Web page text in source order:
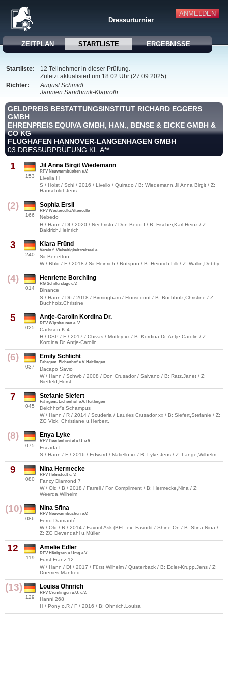
ANMELDEN
Dressurturnier
ZEITPLAN STARTLISTE ERGEBNISSE
Startliste:
12 Teilnehmer in dieser Prüfung.
Zuletzt aktualisiert um 18:02 Uhr (27.09.2025)
Richter:
August Schmidt
Jannien Sandbrink-Klaproth
GELDPREIS BESTATTUNGSINSTITUT RICHARD EGGERS
GMBH
EHRENPREIS EQUIVA GMBH, HAN., BENSE & EICKE GMBH &
CO KG
FLUGHAFEN HANNOVER-LANGENHAGEN GMBH
03 DRESSURPRÜFUNG KL.A**
1
153
Jil Anna Birgit Wiedemann
RFV Neuwarmbüchen e.V.
Livella H
S / Holst / Schi / 2016 / Livello / Quirado / B: Wiedemann,Jil Anna Birgit / Z:
Hauschildt,Jens
(2)
166
Sophia Ersil
RFV Westercelle/Altencelle
Nebedo
H / Hann / Df / 2020 / Nechristo / Don Bedo I / B: Fischer,Karl-Heinz / Z:
Baldrich,Heinrich
3
240
Klara Fründ
Verein f. Vielseitigkeitsreiterei e
Sir Benetton
W / Rhld / F / 2018 / Sir Heinrich / Rotspon / B: Heinrich,Lilli / Z: Wallin,Debby
(4)
014
Henriette Borchling
RG Schillerslage e.V.
Binance
S / Hann / Db / 2018 / Birmingham / Floriscount / B: Buchholz,Christine / Z:
Buchholz,Christine
5
025
Antje-Carolin Kordina Dr.
RFV Wipshausen e. V.
Carlsson K 4
H / DSP / F / 2017 / Chivas / Motley xx / B: Kordina,Dr. Antje-Carolin / Z:
Kordina,Dr. Antje-Carolin
(6)
037
Emily Schlicht
Fahrgem. Eichenhof e.V. Heitlingen
Dacapo Savio
W / Hann / Schwb / 2008 / Don Crusador / Salvano / B: Ratz,Janet / Z:
Nietfeld,Horst
7
045
Stefanie Siefert
Fahrgem. Eichenhof e.V. Heitlingen
Deichhof's Schampus
W / Hann / R / 2014 / Scuderia / Lauries Crusador xx / B: Siefert,Stefanie / Z:
ZG Vick, Christiane u.Herbert,
(8)
075
Enya Lyke
RFV Beedenbostel u.U. e.V.
Escada L
S / Hann / F / 2016 / Edward / Natiello xx / B: Lyke,Jens / Z: Lange,Wilhelm
9
080
Nina Hermecke
RFV Helmstedt e. V.
Fancy Diamond 7
W / Old / B / 2018 / Farrell / For Compliment / B: Hermecke,Nina / Z:
Weerda,Wilhelm
(10)
086
Nina Sfina
RFV Neuwarmbüchen e.V.
Ferro Diamanté
W / Old / R / 2014 / Favorit Ask (BEL ex: Favortit / Shine On / B: Sfina,Nina /
Z: ZG Devendahl u.Müller,
12
119
Amelie Edler
RFV Hänigsen u.Umg.e.V.
Fürst Franz 12
W / Hann / Df / 2017 / Fürst Wilhelm / Quaterback / B: Edler-Krupp,Jens / Z:
Doerries,Manfred
(13)
129
Louisa Ohnrich
RFV Cremlingen u.U. e.V.
Hanni 268
H / Pony o.R / F / 2016 / B: Ohnrich,Louisa